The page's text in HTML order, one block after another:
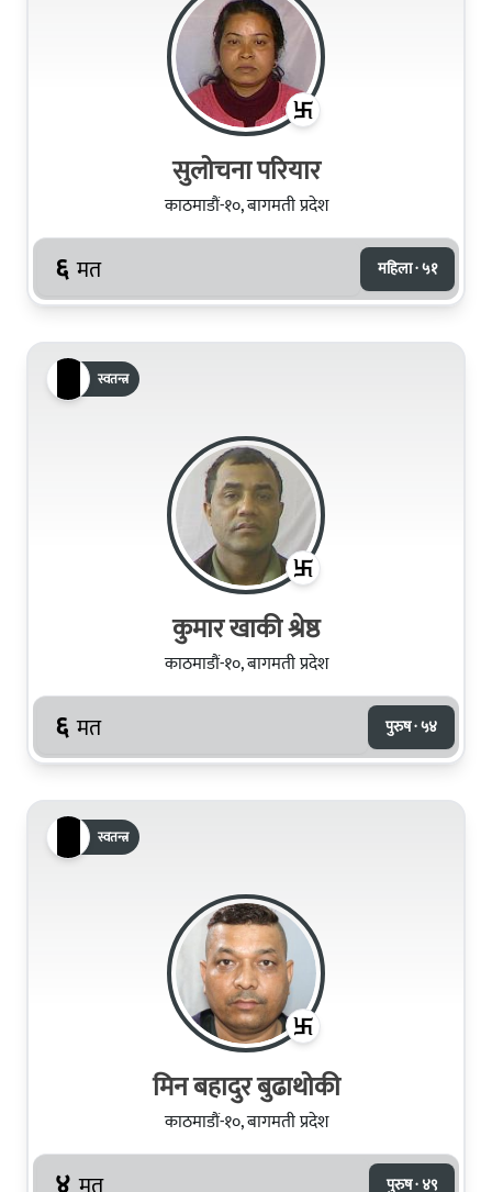
सुलोचना परियार
काठमाडौं-१०, बागमती प्रदेश
६ मत महिला · ५१
स्वतन्त्र
कुमार खाकी श्रेष्ठ
काठमाडौं-१०, बागमती प्रदेश
६ मत पुरुष · ५४
स्वतन्त्र
मिन बहादुर बुढाथोकी
काठमाडौं-१०, बागमती प्रदेश
पुरुष · ४९